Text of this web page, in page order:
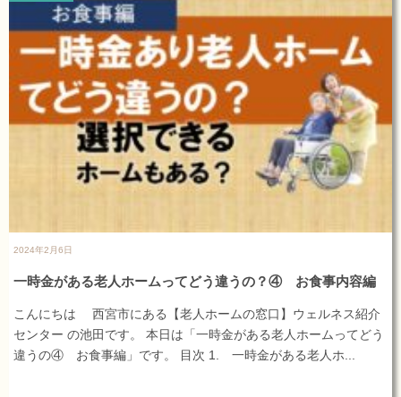
2024年2月6日
一時金がある老人ホームってどう違うの？④ お食事内容編
こんにちは 西宮市にある【老人ホームの窓口】ウェルネス紹介
センター の池田です。 本日は「一時金がある老人ホームってどう
違うの④ お食事編」です。 目次 1. 一時金がある老人ホ...